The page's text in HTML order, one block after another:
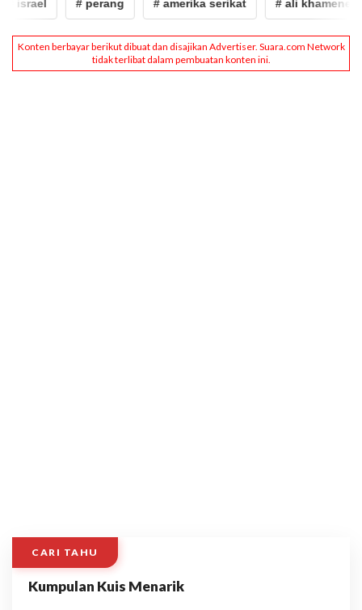
# perang # amerika serikat # ali khamenei tewas
CARI TAHU
Kumpulan Kuis Menarik